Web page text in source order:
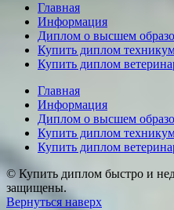
Главная
Информация
Диплом о высшем
Купить диплом
Купить диплом
Главная
Информация
Диплом о высшем
Купить диплом
Купить диплом
© Купить диплом быстро и
защищены.
Вернуться наверх